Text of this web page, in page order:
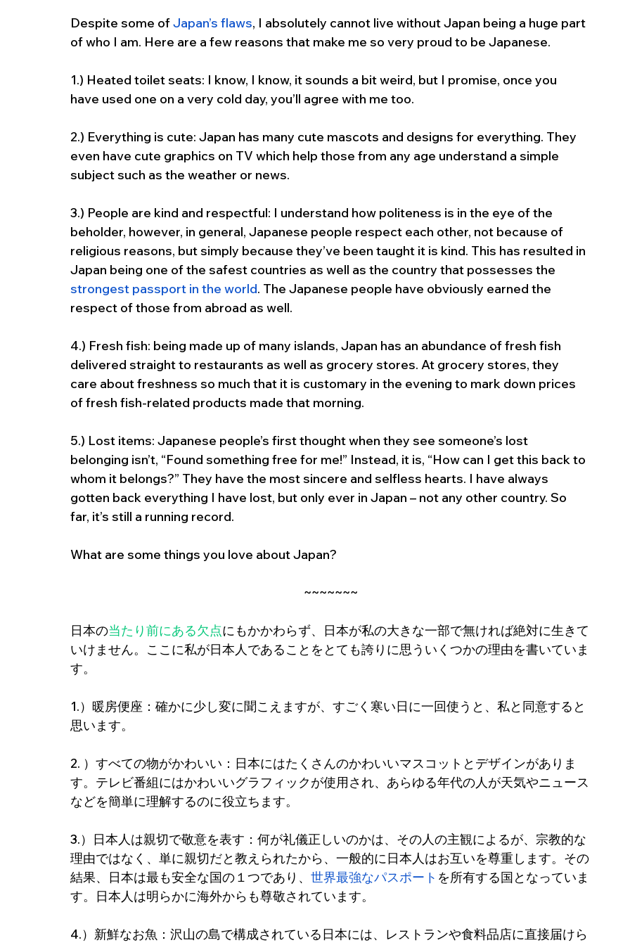
Despite some of Japan’s flaws, I absolutely cannot live without Japan being a huge part
of who I am. Here are a few reasons that make me so very proud to be Japanese.
1.) Heated toilet seats: I know, I know, it sounds a bit weird, but I promise, once you
have used one on a very cold day, you’ll agree with me too.
2.) Everything is cute: Japan has many cute mascots and designs for everything. They
even have cute graphics on TV which help those from any age understand a simple
subject such as the weather or news.
3.) People are kind and respectful: I understand how politeness is in the eye of the
beholder, however, in general, Japanese people respect each other, not because of
religious reasons, but simply because they’ve been taught it is kind. This has resulted in
Japan being one of the safest countries as well as the country that possesses the
strongest passport in the world. The Japanese people have obviously earned the
respect of those from abroad as well.
4.) Fresh fish: being made up of many islands, Japan has an abundance of fresh fish
delivered straight to restaurants as well as grocery stores. At grocery stores, they
care about freshness so much that it is customary in the evening to mark down prices
of fresh fish-related products made that morning.
5.) Lost items: Japanese people’s first thought when they see someone’s lost
belonging isn’t, “Found something free for me!” Instead, it is, “How can I get this back to
whom it belongs?” They have the most sincere and selfless hearts. I have always
gotten back everything I have lost, but only ever in Japan – not any other country. So
far, it’s still a running record.
What are some things you love about Japan?
~~~~~~~
日本の当たり前にある欠点にもかかわらず、日本が私の大きな一部で無ければ絶対に生きて
いけません。ここに私が日本人であることをとても誇りに思ういくつかの理由を書いていま
す。
1.）暖房便座：確かに少し変に聞こえますが、すごく寒い日に一回使うと、私と同意すると
思います。
2. ）すべての物がかわいい：日本にはたくさんのかわいいマスコットとデザインがありま
す。テレビ番組にはかわいいグラフィックが使用され、あらゆる年代の人が天気やニュース
などを簡単に理解するのに役立ちます。
3.）日本人は親切で敬意を表す：何が礼儀正しいのかは、その人の主観によるが、宗教的な
理由ではなく、単に親切だと教えられたから、一般的に日本人はお互いを尊重します。その
結果、日本は最も安全な国の１つであり、 世界最強なパスポート を所有する国となっていま
す。日本人は明らかに海外からも尊敬されています。
4.）新鮮なお魚：沢山の島で構成されている日本には、レストランや食料品店に直接届けら